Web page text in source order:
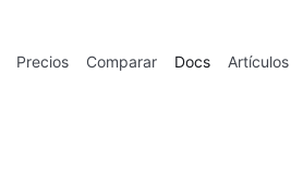
Precios Comparar Docs Artículos